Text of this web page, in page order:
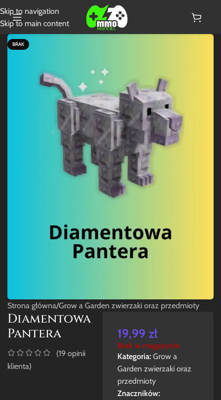
Skip to navigation
Skip to main content
BRAK
Strona główna/Grow a Garden zwierzaki oraz przedmioty
Diamentowa
Pantera
(19 opinii
klienta)
19,99 zł
Brak w magazynie
Kategoria: Grow a
Garden zwierzaki oraz
przedmioty
Znaczników: